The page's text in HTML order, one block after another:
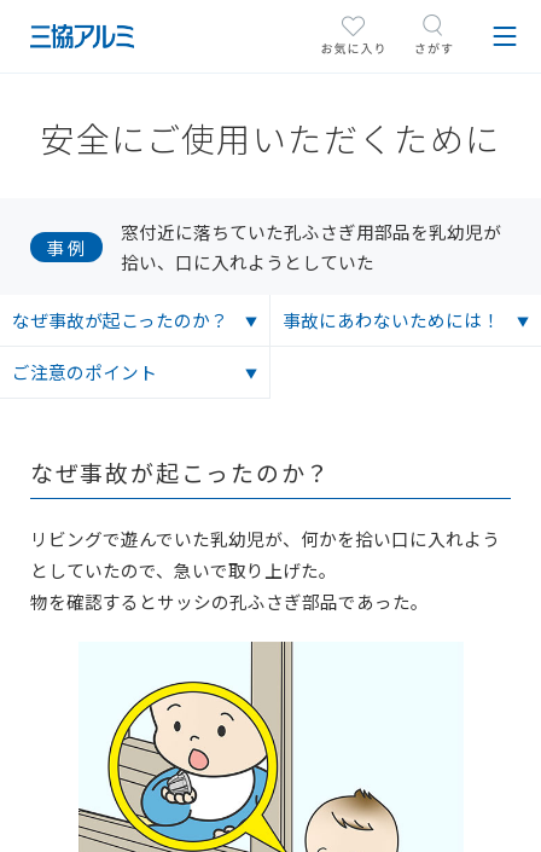
安全にご使用いただくために
事 例
窓付近に落ちていた孔ふさぎ用部品を乳幼児が
拾い、口に入れようとしていた
なぜ事故が起こったのか？ 事故にあわないためには！
ご注意のポイント
なぜ事故が起こったのか？
リビングで遊んでいた乳幼児が、何かを拾い口に入れよう
としていたので、急いで取り上げた。
物を確認するとサッシの孔ふさぎ部品であった。